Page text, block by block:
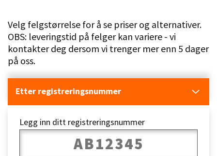
Velg felgstørrelse for å se priser og alternativer.
OBS: leveringstid på felger kan variere - vi
kontakter deg dersom vi trenger mer enn 5 dager
på oss.
Etter registreringsnummer
Legg inn ditt registreringsnummer